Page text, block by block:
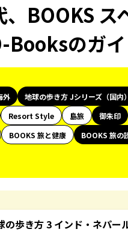
BOOKS
Booksのガ
外 地球の歩き方 Jシリーズ（国内）
Resort Style 島旅 御朱印
BOOKS 旅と健康 BOOKS 旅の
の歩き方 3 インド・ネパー